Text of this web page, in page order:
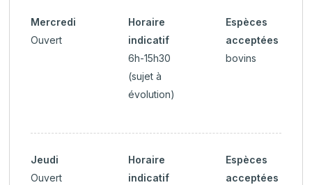
Mercredi
Ouvert
Horaire
indicatif
6h-15h30
(sujet à
évolution)
Espèces
acceptées
bovins
Jeudi
Ouvert
Horaire
indicatif
Espèces
acceptées